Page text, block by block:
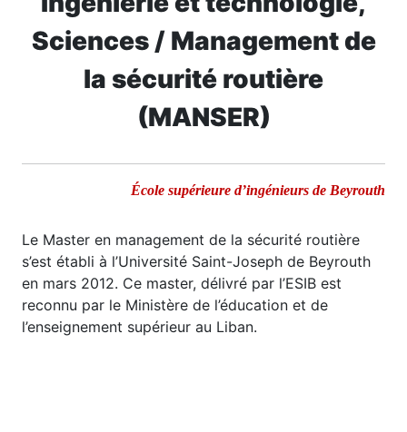
Sciences / Management de
la sécurité routière
(MANSER)
École supérieure d’ingénieurs de Beyrouth
Le Master en management de la sécurité routière
s’est établi à l’Université Saint-Joseph de Beyrouth
en mars 2012. Ce master, délivré par l’ESIB est
reconnu par le Ministère de l’éducation et de
l’enseignement supérieur au Liban.